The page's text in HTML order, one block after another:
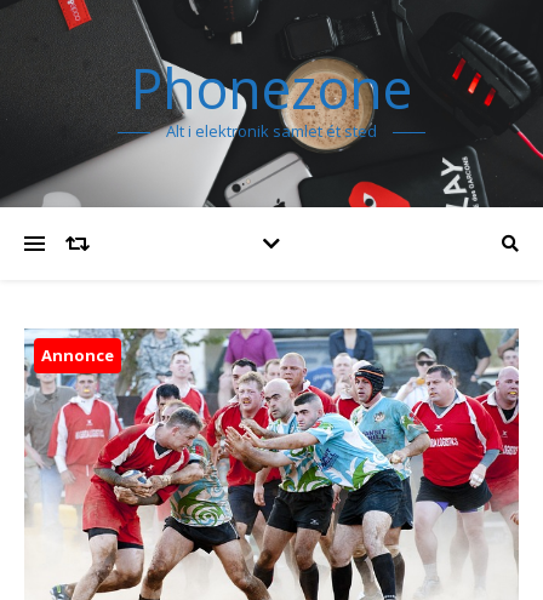
Phonezone
Alt i elektronik samlet ét sted
Annonce